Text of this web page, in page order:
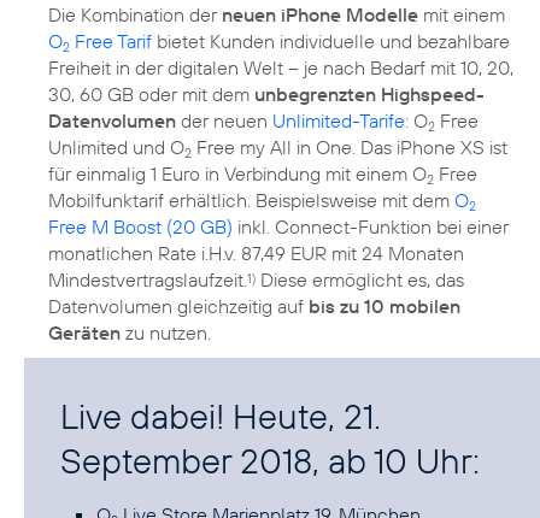
Die Kombination der neuen iPhone Modelle mit einem
O2 Free Tarif bietet Kunden individuelle und bezahlbare
Freiheit in der digitalen Welt – je nach Bedarf mit 10, 20,
30, 60 GB oder mit dem unbegrenzten Highspeed-
Datenvolumen der neuen Unlimited-Tarife: O2 Free
Unlimited und O2 Free my All in One. Das iPhone XS ist
für einmalig 1 Euro in Verbindung mit einem O2 Free
Mobilfunktarif erhältlich. Beispielsweise mit dem O2
Free M Boost (20 GB) inkl. Connect-Funktion bei einer
monatlichen Rate i.H.v. 87,49 EUR mit 24 Monaten
Mindestvertragslaufzeit. 1) Diese ermöglicht es, das
Datenvolumen gleichzeitig auf bis zu 10 mobilen
Geräten zu nutzen.
Live dabei! Heute, 21.
September 2018, ab 10 Uhr: